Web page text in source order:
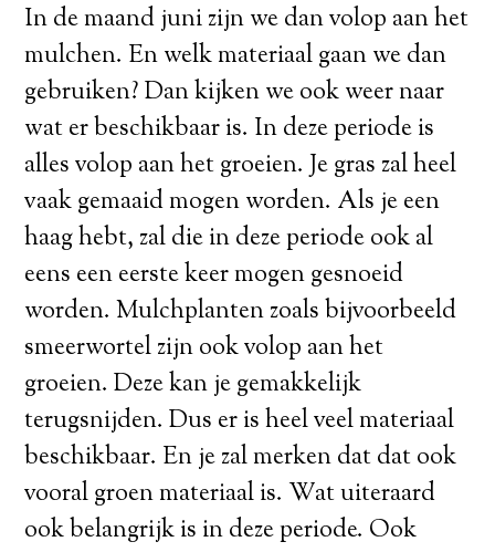
In de maand juni zijn we dan volop aan het
mulchen. En welk materiaal gaan we dan
gebruiken? Dan kijken we ook weer naar
wat er beschikbaar is. In deze periode is
alles volop aan het groeien. Je gras zal heel
vaak gemaaid mogen worden. Als je een
haag hebt, zal die in deze periode ook al
eens een eerste keer mogen gesnoeid
worden. Mulchplanten zoals bijvoorbeeld
smeerwortel zijn ook volop aan het
groeien. Deze kan je gemakkelijk
terugsnijden. Dus er is heel veel materiaal
beschikbaar. En je zal merken dat dat ook
vooral groen materiaal is. Wat uiteraard
ook belangrijk is in deze periode. Ook